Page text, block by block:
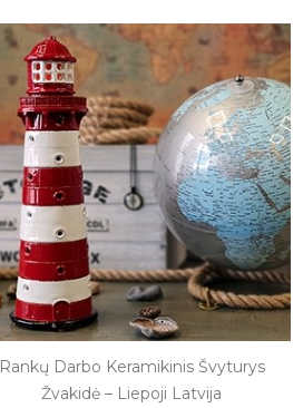
Rankų Darbo Keramikinis Švyturys
Žvakidė – Liepoji Latvija